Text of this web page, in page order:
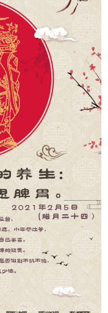
报收益”就是诈骗，就不是
2024-11-19
2024-10-24
在了解刚刚好！2024-09-29
2024-07-18
孝养营 2024-03-18
传统文化公益研习营
2024-03-14
心健康”暑期特训营
2024-03-14